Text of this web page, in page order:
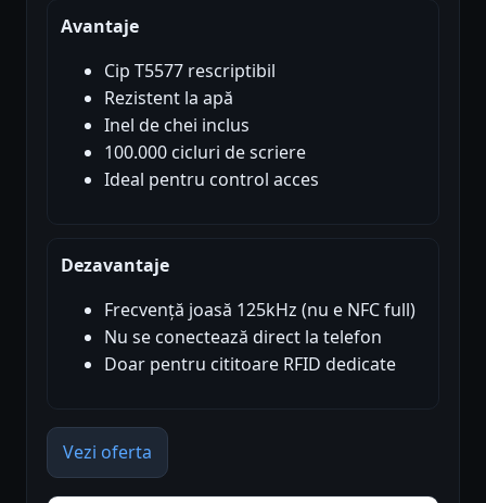
Avantaje
Cip T5577 rescriptibil
Rezistent la apă
Inel de chei inclus
100.000 cicluri de scriere
Ideal pentru control acces
Dezavantaje
Frecvență joasă 125kHz (nu e NFC full)
Nu se conectează direct la telefon
Doar pentru cititoare RFID dedicate
Vezi oferta